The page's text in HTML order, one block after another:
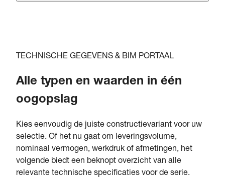
TECHNISCHE GEGEVENS & BIM PORTAAL
Alle typen en waarden in één
oogopslag
Kies eenvoudig de juiste constructievariant voor uw
selectie. Of het nu gaat om leveringsvolume,
nominaal vermogen, werkdruk of afmetingen, het
volgende biedt een beknopt overzicht van alle
relevante technische specificaties voor de serie.